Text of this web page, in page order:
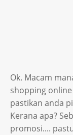
Ok. Macam
shopping online
pastikan anda
Kerana apa?
promosi....